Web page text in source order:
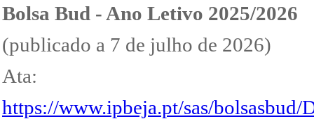
Bolsa Bud - Ano Letivo 2025/2026
(publicado a 7 de julho de 2026)
Ata:
https://www.ipbeja.pt/sas/